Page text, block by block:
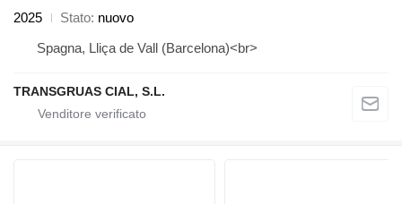
2025
Stato nuovo
Spagna, Lliça de Vall (Barcelona)<br>
TRANSGRUAS CIAL, S.L.